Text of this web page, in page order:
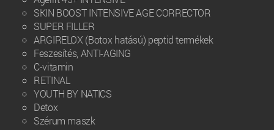
SKIN BOOST INTENSIVE AGE CORRECTOR
SUPER FILLER
ARGIRELOX (Botox hatású) peptid termékek
Feszesítés, ANTI-AGING
C-vitamin
RETINAL
YOUTH BY NATICS
Detox
Szérum maszk